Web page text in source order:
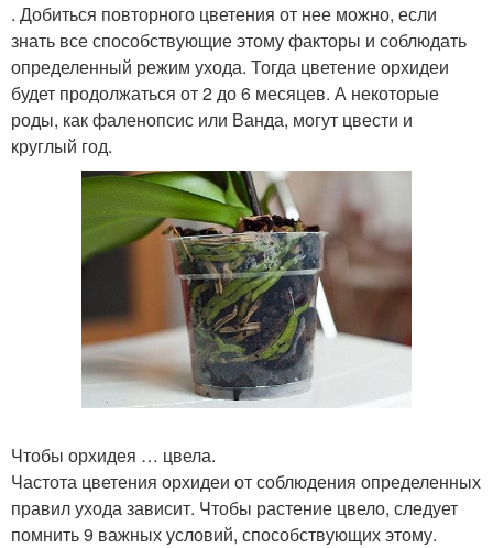
. Добиться повторного цветения от нее можно, если
знать все способствующие этому факторы и соблюдать
определенный режим ухода. Тогда цветение орхидеи
будет продолжаться от 2 до 6 месяцев. А некоторые
роды, как фаленопсис или Ванда, могут цвести и
круглый год.
Чтобы орхидея … цвела.
Частота цветения орхидеи от соблюдения определенных
правил ухода зависит. Чтобы растение цвело, следует
помнить 9 важных условий, способствующих этому.